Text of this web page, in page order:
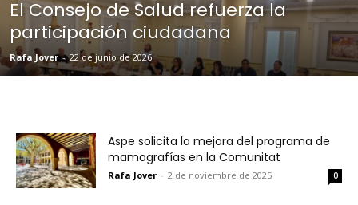
El Consejo de Salud refuerza la
participación ciudadana
Rafa Jover - 22 de junio de 2026
Aspe solicita la mejora del programa de
mamografías en la Comunitat
Rafa Jover - 2 de noviembre de 2025 0